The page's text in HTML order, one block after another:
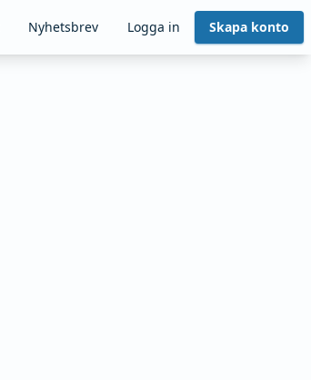
Nyhetsbrev Logga in Skapa konto